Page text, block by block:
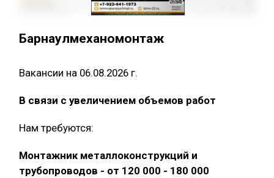
Барнаулмеханомонтаж
Вакансии на 06.08.2026 г.
В связи с увеличением объемов работ
Нам требуются:
Монтажник металлоконструкций и
трубопроводов - от 120 000 - 180 000